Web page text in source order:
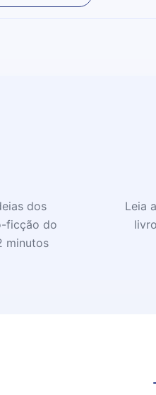
dos
ficção do
minutos
Leia